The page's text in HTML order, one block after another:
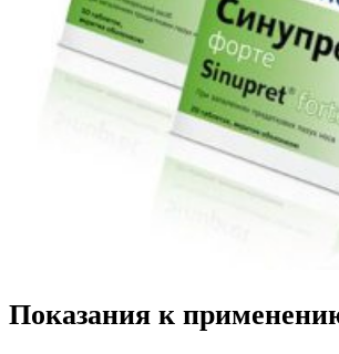
Показания к